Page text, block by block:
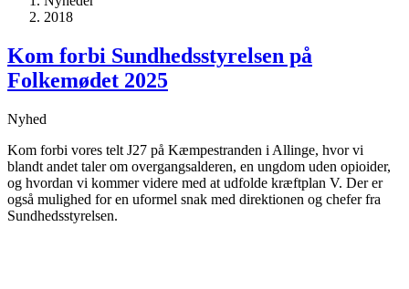
2018
Kom forbi Sundhedsstyrelsen på
Folkemødet 2025
Nyhed
Kom forbi vores telt J27 på Kæmpestranden i Allinge, hvor vi
blandt andet taler om overgangsalderen, en ungdom uden opioider,
og hvordan vi kommer videre med at udfolde kræftplan V. Der er
også mulighed for en uformel snak med direktionen og chefer fra
Sundhedsstyrelsen.